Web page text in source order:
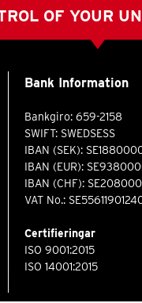
OF YOUR
Bank Information
Bankgiro: 659-2158
SWIFT: SWEDSESS
IBAN (SEK):
IBAN (EUR):
IBAN (CHF):
VAT No.:
Certifieringar
ISO 9001:2015
ISO 14001:2015